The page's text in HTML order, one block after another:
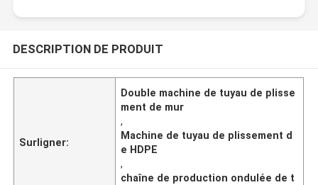
DESCRIPTION DE PRODUIT
Surligner:
Double machine de tuyau de plisse
ment de mur
,
Machine de tuyau de plissement d
e HDPE
,
chaîne de production ondulée de t